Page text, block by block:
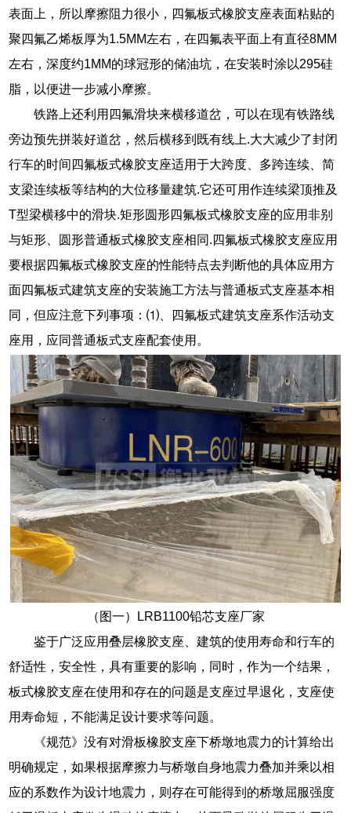
表面上，所以摩擦阻力很小，四氟板式橡胶支座表面粘贴的
聚四氟乙烯板厚为1.5MM左右，在四氟表平面上有直径8MM
左右，深度约1MM的球冠形的储油坑，在安装时涂以295硅
脂，以便进一步减小摩擦。
铁路上还利用四氟滑块来横移道岔，可以在现有铁路线
旁边预先拼装好道岔，然后横移到既有线上.大大减少了封闭
行车的时间四氟板式橡胶支座适用于大跨度、多跨连续、简
支梁连续板等结构的大位移量建筑.它还可用作连续梁顶推及
T型梁横移中的滑块.矩形圆形四氟板式橡胶支座的应用非别
与矩形、圆形普通板式橡胶支座相同.四氟板式橡胶支座应用
要根据四氟板式橡胶支座的性能特点去判断他的具体应用方
面四氟板式建筑支座的安装施工方法与普通板式支座基本相
同，但应注意下列事项：⑴、四氟板式建筑支座系作活动支
座用，应同普通板式支座配套使用。
（图一）LRB1100铅芯支座厂家
鉴于广泛应用叠层橡胶支座、建筑的使用寿命和行车的
舒适性，安全性，具有重要的影响，同时，作为一个结果，
板式橡胶支座在使用和存在的问题是支座过早退化，支座使
用寿命短，不能满足设计要求等问题。
《规范》没有对滑板橡胶支座下桥墩地震力的计算给出
明确规定，如果根据摩擦力与桥墩自身地震力叠加并乘以相
应的系数作为设计地震力，则存在可能得到的桥墩屈服强度